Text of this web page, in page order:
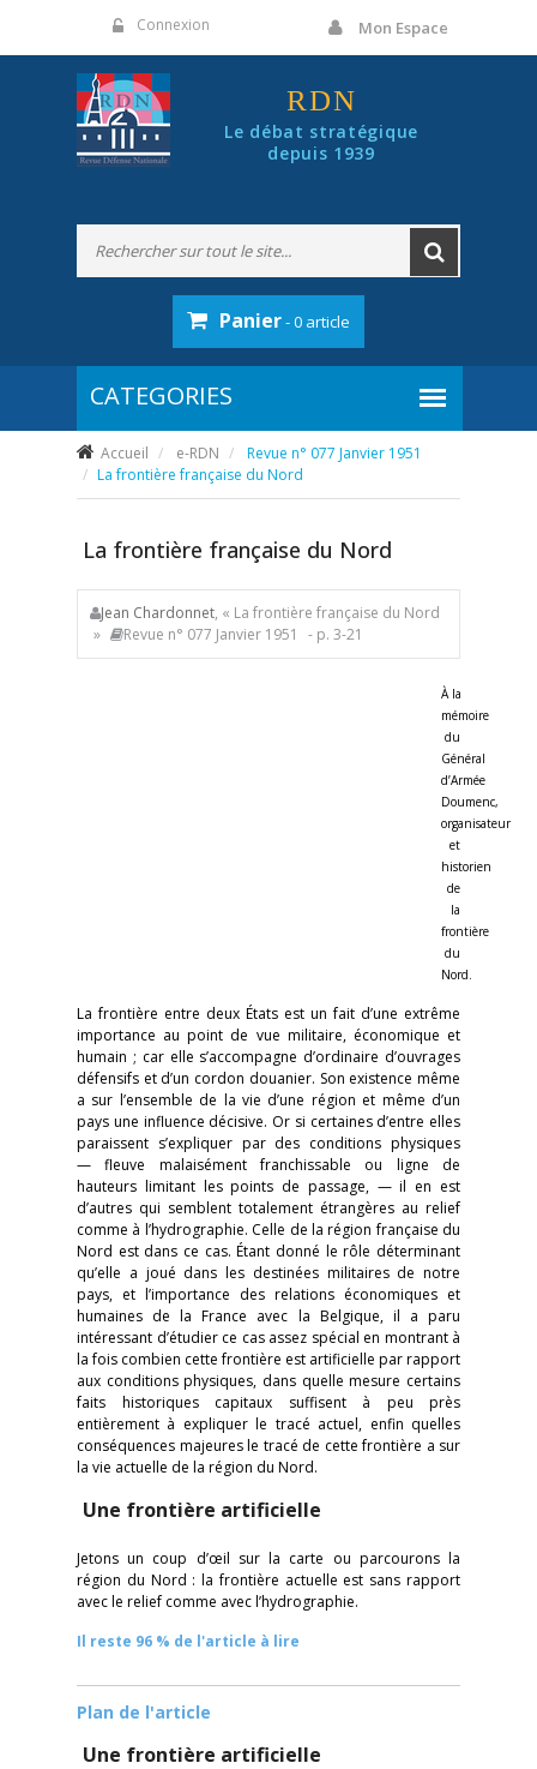
Connexion Mon Espace
RDN
Le débat stratégique
depuis 1939
Panier- 0 article
Accueil e-RDN
Revue n° 077 Janvier 1951
La frontière française du Nord
La frontière française du Nord
Jean Chardonnet, « La frontière française du Nord
»
Revue n° 077 Janvier 1951 - p. 3-21
À la
mémoire
du
Général
d’Armée
Doumenc,
organisateur
et
historien
de
la
frontière
du
Nord.
La frontière entre deux États est un fait d’une extrême
importance au point de vue militaire, économique et
humain ; car elle s’accompagne d’ordinaire d’ouvrages
défensifs et d’un cordon douanier. Son existence même
a sur l’ensemble de la vie d’une région et même d’un
pays une influence décisive. Or si certaines d’entre elles
paraissent s’expliquer par des conditions physiques
— fleuve malaisément franchissable ou ligne de
hauteurs limitant les points de passage, — il en est
d’autres qui semblent totalement étrangères au relief
comme à l’hydrographie. Celle de la région française du
Nord est dans ce cas. Étant donné le rôle déterminant
qu’elle a joué dans les destinées militaires de notre
pays, et l’importance des relations économiques et
humaines de la France avec la Belgique, il a paru
intéressant d’étudier ce cas assez spécial en montrant à
la fois combien cette frontière est artificielle par rapport
aux conditions physiques, dans quelle mesure certains
faits historiques capitaux suffisent à peu près
entièrement à expliquer le tracé actuel, enfin quelles
conséquences majeures le tracé de cette frontière a sur
la vie actuelle de la région du Nord.
Une frontière artificielle
Jetons un coup d’œil sur la carte ou parcourons la
région du Nord : la frontière actuelle est sans rapport
avec le relief comme avec l’hydrographie.
Il reste 96 % de l'article à lire
Plan de l'article
Une frontière artificielle